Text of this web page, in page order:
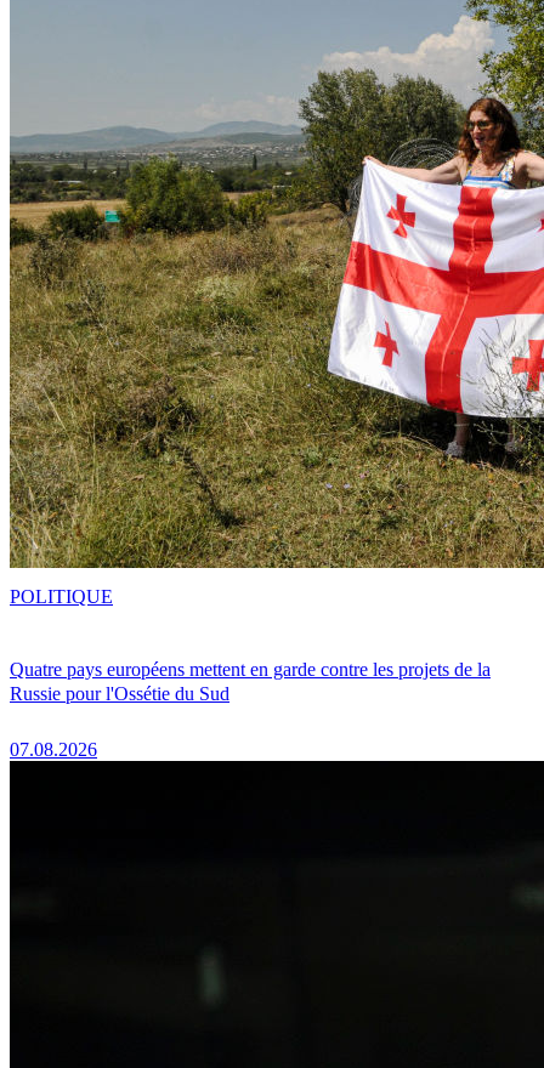
Quatre pays européens mettent en garde contre les projets de la
Russie pour l'Ossétie du Sud
07.08.2026
POLITIQUE